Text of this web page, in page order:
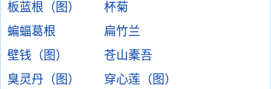
板蓝根（图）
杯菊
蝙蝠葛根
扁竹兰
壁钱（图）
苍山橐吾
臭灵丹（图）
穿心莲（图）